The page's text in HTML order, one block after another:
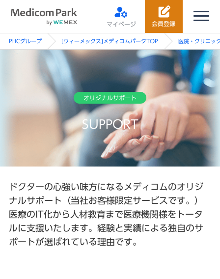
会員登録
マイページ
PHCグループ [ウィーメックス]メディコムパークTOP 医院・クリニッ
オリジナルサポート
SUPPORT
ドクターの心強い味方になるメディコムのオリジ
ナルサポート（当社お客様限定サービスです。）
医療のIT化から人材教育まで医療機関様をトータ
ルに支援いたします。経験と実績による独自のサ
ポートが選ばれている理由です。